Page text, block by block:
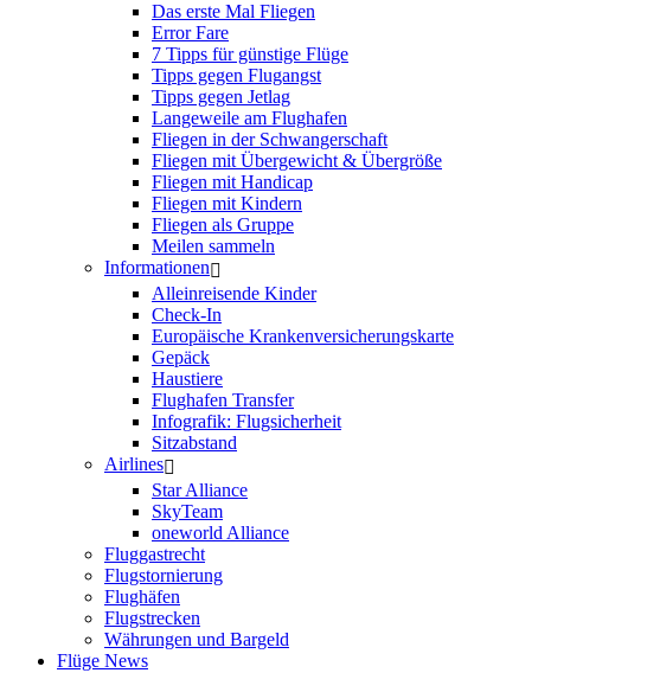
Das erste Mal Fliegen
Error Fare
7 Tipps für günstige Flüge
Tipps gegen Flugangst
Tipps gegen Jetlag
Langeweile am Flughafen
Fliegen in der Schwangerschaft
Fliegen mit Übergewicht & Übergröße
Fliegen mit Handicap
Fliegen mit Kindern
Fliegen als Gruppe
Meilen sammeln
Informationen
Alleinreisende Kinder
Check-In
Europäische Krankenversicherungskarte
Gepäck
Haustiere
Flughafen Transfer
Infografik: Flugsicherheit
Sitzabstand
Airlines
Star Alliance
SkyTeam
oneworld Alliance
Fluggastrecht
Flugstornierung
Flughäfen
Flugstrecken
Währungen und Bargeld
Flüge News